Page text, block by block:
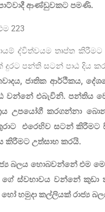
ආණ්ඩුවකට පමණි.
223
තෘප්ත කිරීමට
දුරට පන්ති සටන් පාඨ දිය
ජාතික ආර්ථිකය,
වන්නේ එබැවිනි. පන්තිය
උපයෝගී කරගන්නා
එරෙහිව සටන්
කිරීමට උත්සාහ කරයි.
බලය හොබවන්නේ එම
ගේ ස්වභාවය වන්නේ
හමුදා කල්ලියක් රාජ්‍ය